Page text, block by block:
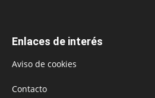
Enlaces de interés
Aviso de cookies
Contacto